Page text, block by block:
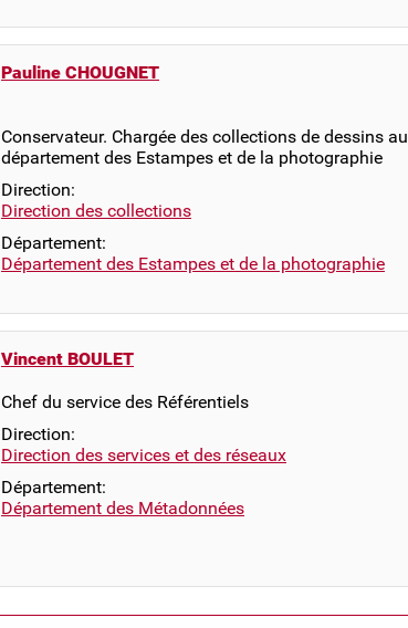
Pauline CHOUGNET
Conservateur. Chargée des collections de dessins au
département des Estampes et de la photographie
Direction:
Direction des collections
Département:
Département des Estampes et de la photographie
Vincent BOULET
Chef du service des Référentiels
Direction:
Direction des services et des réseaux
Département:
Département des Métadonnées